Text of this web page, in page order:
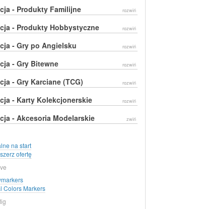
- Produkty Familijne rozwiń
- Produkty Hobbystyczne rozwiń
- Gry po Angielsku rozwiń
- Gry Bitewne rozwiń
- Gry Karciane (TCG) rozwiń
- Karty Kolekcjonerskie rozwiń
- Akcesoria Modelarskie zwiń
na start
ofertę
Colors Markers